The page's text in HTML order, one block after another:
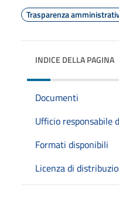
Trasparenza
INDICE DELLA PAGINA
Documenti
Ufficio responsabile
Formati disponibili
Licenza di